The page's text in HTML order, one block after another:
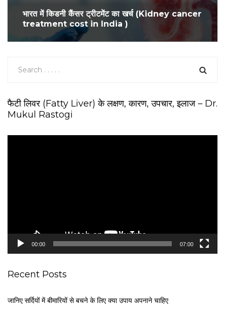
भारत में किडनी कैंसर ट्रीटमेंट का खर्च (Kidney cancer
treatment cost in India )
फैटी लिवर (Fatty Liver) के लक्षण, कारण, उपचार, इलाज – Dr.
Mukul Rastogi
00:00 07:00
Recent Posts
जानिए सर्दियों में बीमारियों से बचने के लिए क्या उपाय अपनाने चाहिए